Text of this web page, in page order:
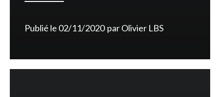
Publié le 02/11/2020 parOlivier LBS